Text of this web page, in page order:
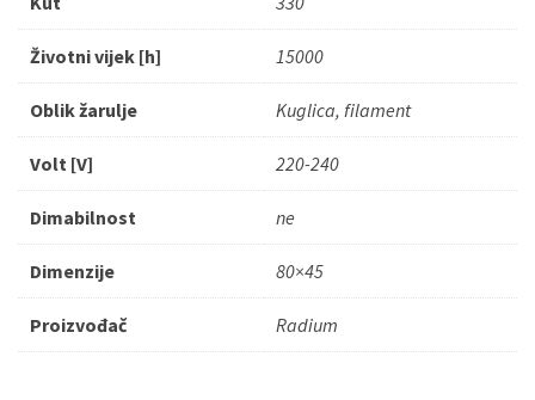
Životni vijek [h] 15000
Oblik žarulje Kuglica, filament
Volt [V] 220-240
Dimabilnost ne
Dimenzije 80×45
Proizvođač Radium